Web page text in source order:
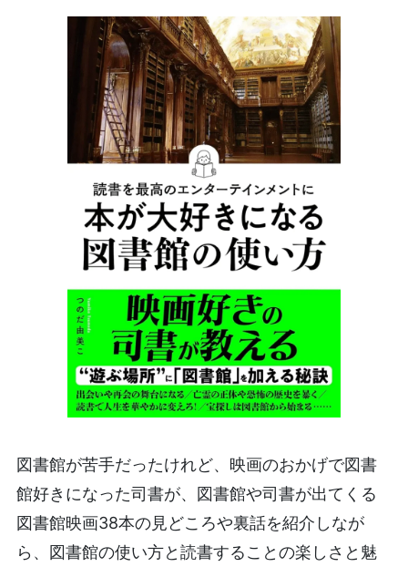
図書館が苦手だったけれど、映画のおかげで図書
館好きになった司書が、図書館や司書が出てくる
図書館映画38本の見どころや裏話を紹介しなが
ら、図書館の使い方と読書することの楽しさと魅